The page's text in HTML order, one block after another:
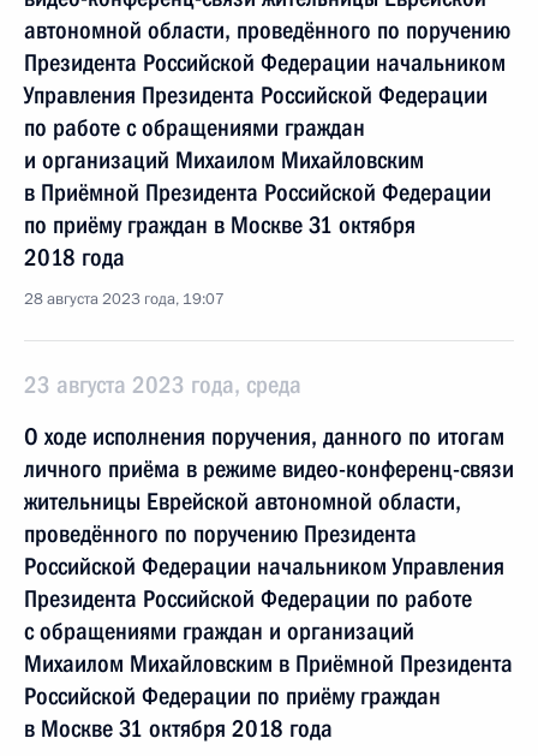
автономной области, проведённого по поручению
Президента Российской Федерации начальником
Управления Президента Российской Федерации
по работе с обращениями граждан
и организаций Михаилом Михайловским
в Приёмной Президента Российской Федерации
по приёму граждан в Москве 31 октября
2018 года
28 августа 2023 года, 19:07
23 августа 2023 года, среда
О ходе исполнения поручения, данного по итогам
личного приёма в режиме видео-конференц-связи
жительницы Еврейской автономной области,
проведённого по поручению Президента
Российской Федерации начальником Управления
Президента Российской Федерации по работе
с обращениями граждан и организаций
Михаилом Михайловским в Приёмной Президента
Российской Федерации по приёму граждан
в Москве 31 октября 2018 года